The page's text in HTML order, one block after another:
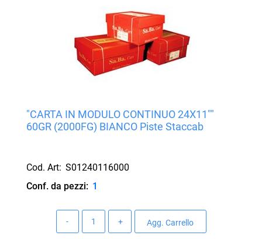
"CARTA IN MODULO CONTINUO 24X11""
60GR (2000FG) BIANCO Piste Staccab
Cod. Art: S01240116000
Conf. da pezzi: 1
Agg. Carrello